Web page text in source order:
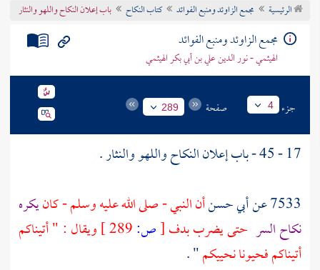
تراجم الأعلام
الرئيسية مجمع الزاوئد ومنبع الفوائد كتاب النكاح باب إعلان النكاح واللهو والنثار
مجمع الزاوئد ومنبع الفوائد
الهيثمي - نور الدين علي بن أبي بكر الهيثمي
جزء 4 صفحة 289
17 - 45 - باب إعلان النكاح واللهو والنثار .
7533 عن
أبي حسنأن النبي - صلى الله عليه وسلم - كانيكره
نكاح السر حتى يضرب بدف[ص:
ويقال : " أتيناكم
أتيناكم فحيونا نحييكم" .